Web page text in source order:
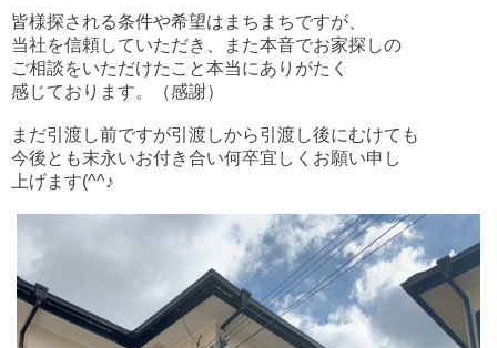
皆様探される条件や希望はまちまちですが、
当社を信頼していただき、また本音でお家探しの
ご相談をいただけたこと本当にありがたく
感じております。（感謝）
まだ引渡し前ですが引渡しから引渡し後にむけても
今後とも末永いお付き合い何卒宜しくお願い申し
上げます(^^♪